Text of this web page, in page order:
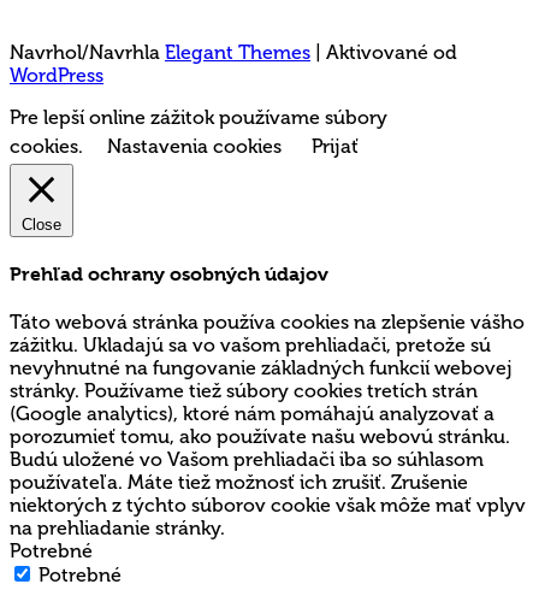
Navrhol/Navrhla Elegant Themes | Aktivované od
WordPress
Pre lepší online zážitok používame súbory
cookies.
Nastavenia cookies Prijať
Close
Prehľad ochrany osobných údajov
Táto webová stránka používa cookies na zlepšenie vášho
zážitku. Ukladajú sa vo vašom prehliadači, pretože sú
nevyhnutné na fungovanie základných funkcií webovej
stránky. Používame tiež súbory cookies tretích strán
(Google analytics), ktoré nám pomáhajú analyzovať a
porozumieť tomu, ako používate našu webovú stránku.
Budú uložené vo Vašom prehliadači iba so súhlasom
používateľa. Máte tiež možnosť ich zrušiť. Zrušenie
niektorých z týchto súborov cookie však môže mať vplyv
na prehliadanie stránky.
Potrebné
Potrebné